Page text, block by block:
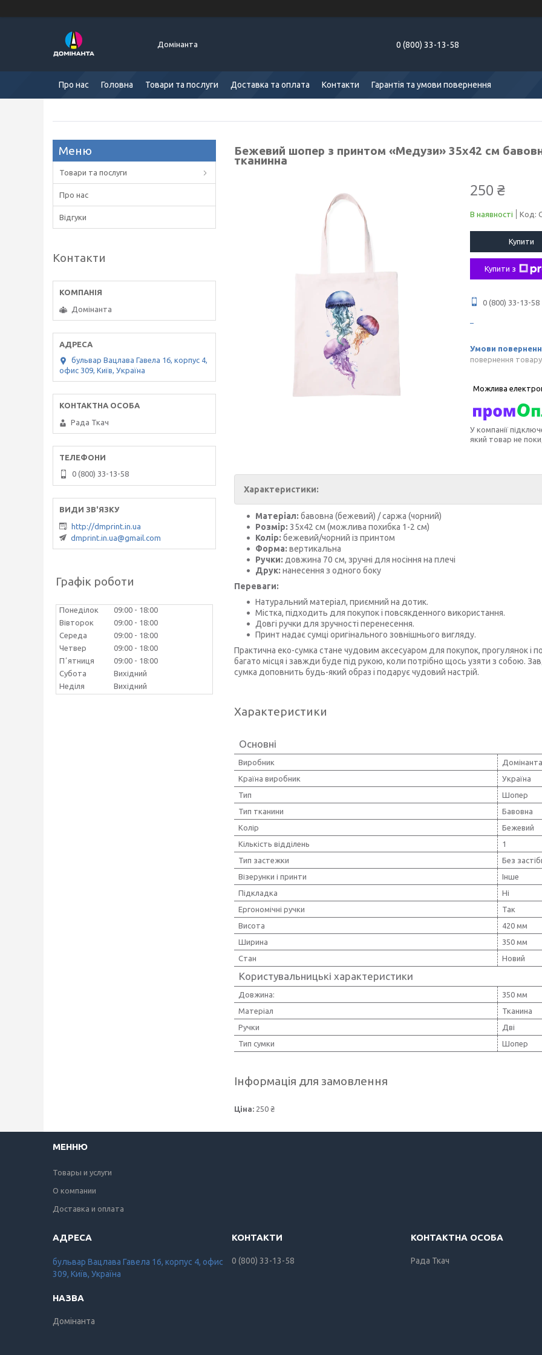
Домінанта 0 (800) 33-13-58
Про нас Головна Товари та послуги Доставка та оплата Контакти Гарантія та умови повернення
Бежевий шопер з принтом «Медузи» 35х42 см
тканинна
250 ₴
В наявності Код:
Купити
Купити з
0 (800) 33-13-58
повернення
У компанії
який товар не
Характеристики:
Матеріал: бавовна (бежевий) / саржа (чорний)
Розмір: 35х42 см (можлива похибка 1-2 см)
Колір: бежевий/чорний із принтом
Форма: вертикальна
Ручки: довжина 70 см, зручні для носіння на плечі
Друк: нанесення з одного боку
Переваги:
Натуральний матеріал, приємний на дотик.
Містка, підходить для покупок і повсякденного використання.
Довгі ручки для зручності перенесення.
Принт надає сумці оригінального зовнішнього вигляду.
Практична еко-сумка стане чудовим аксесуаром для покупок, прогулянок і
багато місця і завжди буде під рукою, коли потрібно щось узяти з собою.
сумка доповнить будь-який образ і подарує чудовий настрій.
Характеристики
Основні
Виробник
Країна виробник
Україна
Тип
Шопер
Тип тканини
Бавовна
Колір
Бежевий
Кількість відділень
1
Тип застежки
Без
Візерунки і принти
Інше
Підкладка
Ні
Ергономічні ручки
Так
Висота
420 мм
Ширина
350 мм
Стан
Новий
Користувальницькі характеристики
Довжина:
350 мм
Матеріал
Тканина
Ручки
Дві
Тип сумки
Шопер
Інформація для замовлення
Ціна: 250 ₴
Товари та послуги
Про нас
Відгуки
Контакти
Домінанта
бульвар Вацлава Гавела 16, корпус 4,
офис 309, Київ, Україна
Рада Ткач
0 (800) 33-13-58
http://dmprint.in.ua
dmprint.in.ua@gmail.com
Графік роботи
Понеділок 09:00
18:00
Вівторок
09:00
18:00
Середа
09:00
18:00
Четвер
09:00
18:00
Пʼятниця
09:00
18:00
Субота
Вихідний
Неділя
Вихідний
МЕННЮ
Товары и услуги
О компании
Доставка и оплата
бульвар Вацлава Гавела 16, корпус 4, офис
309, Київ, Україна
Домінанта
0 (800) 33-13-58 Рада Ткач